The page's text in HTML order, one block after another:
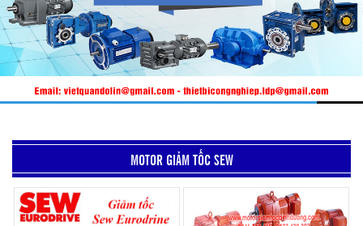
MOTOR GIẢM TỐC SEW